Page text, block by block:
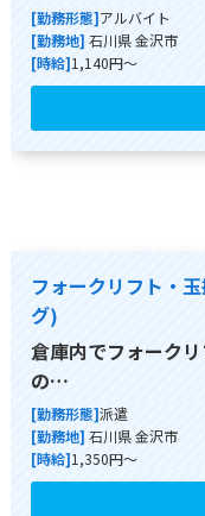
[勤務形態]アルバイト
[勤務地] 石川県 金沢市
[時給]1,140円～
フォークリフト・
グ)
倉庫内でフォーク
の…
[勤務形態]派遣
[勤務地] 石川県 金沢市
[時給]1,350円～